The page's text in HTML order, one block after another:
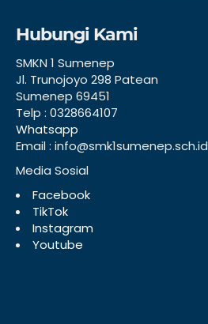
Hubungi Kami
SMKN 1 Sumenep
Jl. Trunojoyo 298 Patean
Sumenep 69451
Telp : 0328664107
Whatsapp
Email : info@smk1sumenep.sch.id
Media Sosial
Facebook
TikTok
Instagram
Youtube